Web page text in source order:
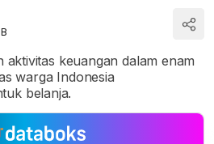
keuangan dalam enam
warga Indonesia
belanja.